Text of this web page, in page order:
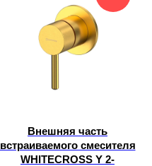
Внешняя часть
встраиваемого смесителя
WHITECROSS Y 2-